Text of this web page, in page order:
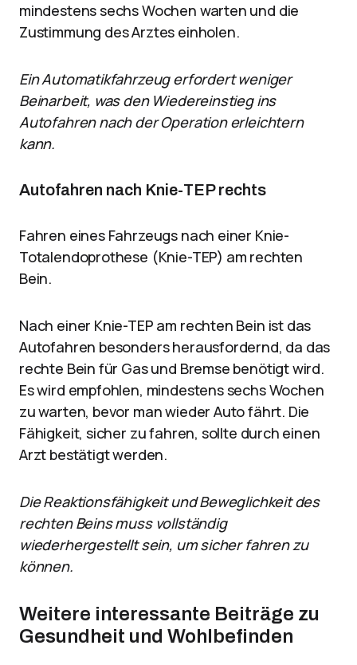
mindestens sechs Wochen warten und die
Zustimmung des Arztes einholen.
Ein Automatikfahrzeug erfordert weniger
Beinarbeit, was den Wiedereinstieg ins
Autofahren nach der Operation erleichtern
kann.
Autofahren nach Knie-TEP rechts
Fahren eines Fahrzeugs nach einer Knie-
Totalendoprothese (Knie-TEP) am rechten
Bein.
Nach einer Knie-TEP am rechten Bein ist das
Autofahren besonders herausfordernd, da das
rechte Bein für Gas und Bremse benötigt wird.
Es wird empfohlen, mindestens sechs Wochen
zu warten, bevor man wieder Auto fährt. Die
Fähigkeit, sicher zu fahren, sollte durch einen
Arzt bestätigt werden.
Die Reaktionsfähigkeit und Beweglichkeit des
rechten Beins muss vollständig
wiederhergestellt sein, um sicher fahren zu
können.
Weitere interessante Beiträge zu
Gesundheit und Wohlbefinden